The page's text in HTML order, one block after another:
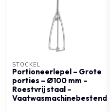
STÖCKEL
Portioneerlepel – Grote
porties – Ø100 mm –
Roestvrij staal –
Vaatwasmachinebestendig